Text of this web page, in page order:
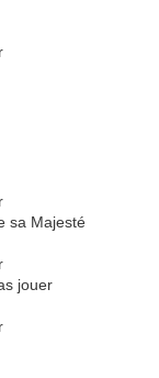
sa Majesté
jouer